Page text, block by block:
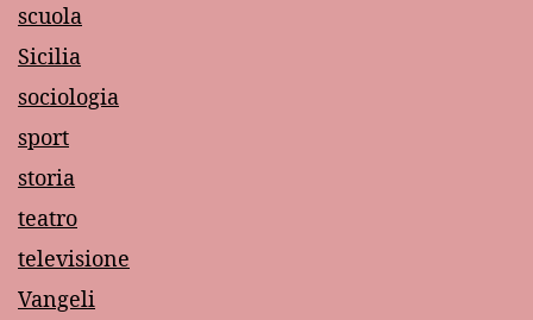
scuola
Sicilia
sociologia
sport
storia
teatro
televisione
Vangeli